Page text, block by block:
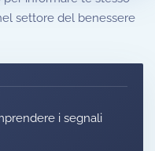
settore del benessere
i segnali